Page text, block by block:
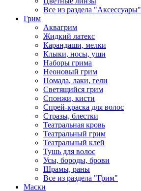
Все из раздела "Аксессуары"
Грим
Аквагрим
Жидкий латекс
Карандаши, мелки
Клыки, носы, уши
Наборы грима
Неоновый грим
Помада, лаки, гели
Светящийся грим
Спонжи, кисти
Спрей-краска для волос
Стразы, блестки
Театральная кровь
Театральный грим
Театральный клей
Тушь для волос
Усы, бороды, брови
Шрамы, раны
Все из раздела "Грим"
Маски